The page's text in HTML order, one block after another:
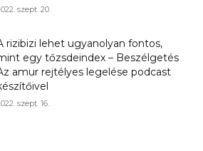
szept. 20.
rizibizi lehet ugyanolyan fontos,
egy tőzsdeindex – Beszélgetés
amur rejtélyes legelése podcast
szept. 16.